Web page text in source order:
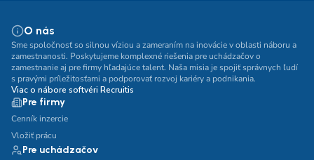
O nás
Sme spoločnosť so silnou víziou a zameraním na inovácie v oblasti náboru a
zamestnanosti. Poskytujeme komplexné riešenia pre uchádzačov o
zamestnanie aj pre firmy hľadajúce talent. Naša misia je spojiť správnych ľudí
s pravými príležitosťami a podporovať rozvoj kariéry a podnikania.
Viac o nábore softvéri Recruitis
Pre firmy
Cenník inzercie
Vložiť prácu
Pre uchádzačov